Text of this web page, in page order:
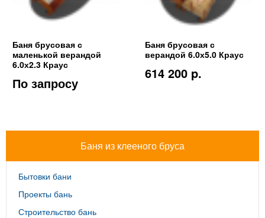
Баня брусовая с
маленькой верандой
6.0х2.3 Краус
По запросу
Баня брусовая с
верандой 6.0х5.0 Краус
614 200 p.
Баня из клееного бруса
Бытовки бани
Проекты бань
Строительство бань